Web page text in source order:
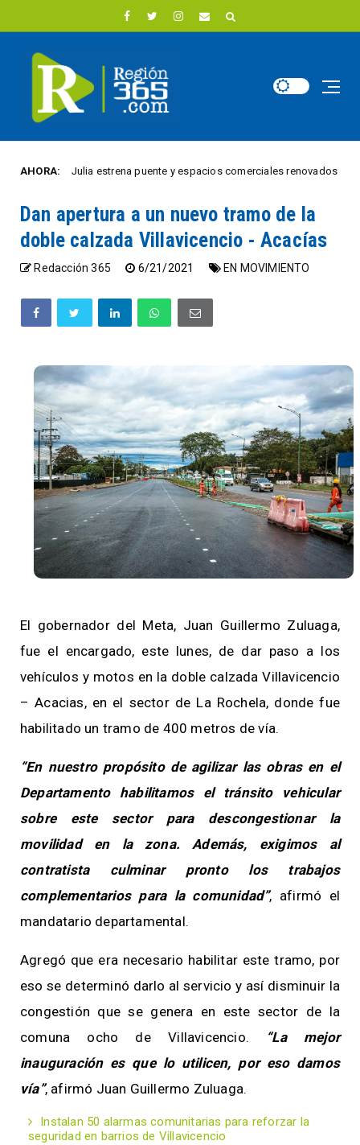
AHORA:
Villa Julia estrena puente y espacios comerciales renovados para 18
Dan apertura a un nuevo tramo de la
doble calzada Villavicencio - Acacías
Redacción 365 6/21/2021 EN MOVIMIENTO
El gobernador del Meta, Juan Guillermo Zuluaga,
fue el encargado, este lunes, de dar paso a los
vehículos y motos en la doble calzada Villavicencio
– Acacias, en el sector de La Rochela, donde fue
habilitado un tramo de 400 metros de vía.
“En nuestro propósito de agilizar las obras en el
Departamento habilitamos el tránsito vehicular
sobre este sector para descongestionar la
movilidad en la zona. Además, exigimos al
contratista culminar pronto los trabajos
complementarios para la comunidad”, afirmó el
mandatario departamental.
Agregó que era necesario habilitar este tramo, por
eso se determinó darlo al servicio y así disminuir la
congestión que se genera en este sector de la
comuna ocho de Villavicencio.
“La mejor
inauguración es que lo utilicen, por eso damos
vía”, afirmó Juan Guillermo Zuluaga.
Instalan 50 alarmas comunitarias para reforzar la
seguridad en barrios de Villavicencio